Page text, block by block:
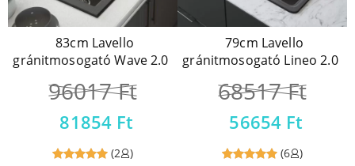
83cm Lavello
gránitmosogató Wave 2.0
96017Ft
81854 Ft
(2 )
79cm Lavello
gránitmosogató Lineo 2.0
68517Ft
56654 Ft
(6 )